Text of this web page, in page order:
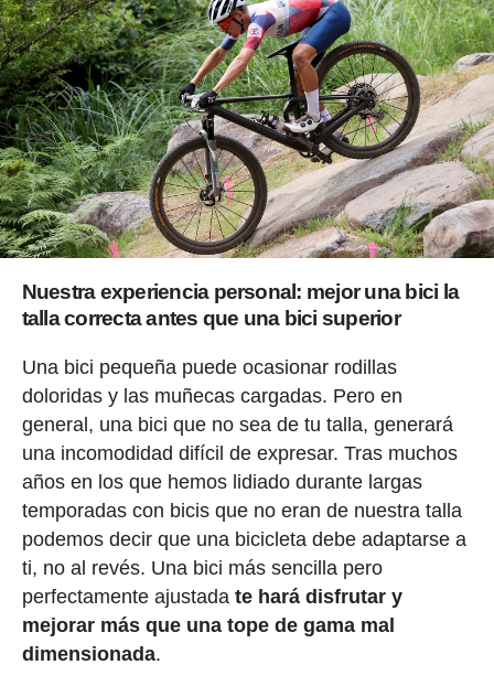
Nuestra experiencia personal: mejor una bici la
talla correcta antes que una bici superior
Una bici pequeña puede ocasionar rodillas
doloridas y las muñecas cargadas. Pero en
general, una bici que no sea de tu talla, generará
una incomodidad difícil de expresar. Tras muchos
años en los que hemos lidiado durante largas
temporadas con bicis que no eran de nuestra talla
podemos decir que una bicicleta debe adaptarse a
ti, no al revés. Una bici más sencilla pero
perfectamente ajustada te hará disfrutar y
mejorar más que una tope de gama mal
dimensionada.